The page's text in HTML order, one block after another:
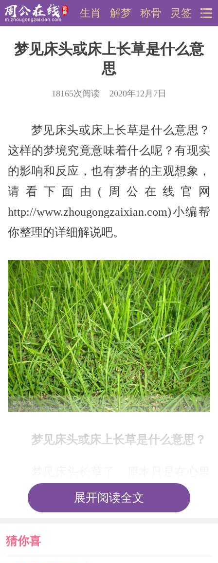
灵签
称骨
解梦
生肖
梦见床头或床上长草是什么意
思
18165次阅读 2020年12月7日
梦见床头或床上长草是什么意思？
这样的梦境究竟意味着什么呢？有现实
的影响和反应，也有梦者的主观想象，
请看下面由(周公在线官网
http://www.zhougongzaixian.com)小编帮
你整理的详细解说吧。
梦见床头或床上长草是什么意思？
悄悄想著的事，或许只能秘密进行的专
案计划。终於能待人以诚进行了，对你
而言正是另一个好机会到来。预备抬头
展开阅读全文
猜你喜